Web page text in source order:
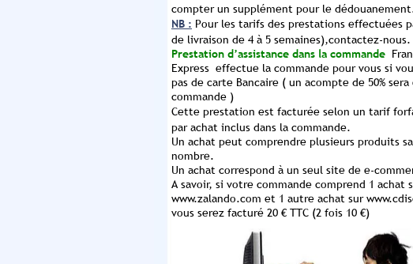
compter un supplément pour le
NB : Pour les tarifs des prestations effectuées
de livraison de 4 à 5 semaines),contactez-nous.
Prestation d’assistance dans la commande
Express effectue la commande pour vous si
pas de carte Bancaire ( un acompte de 50%
commande )
Cette prestation est facturée selon un tarif
par achat inclus dans la commande.
Un achat peut comprendre plusieurs produits
nombre.
Un achat correspond à un seul site de e-
A savoir, si votre commande comprend 1 achat
www.zalando.com et 1 autre achat sur
vous serez facturé 20 € TTC (2 fois 10 €)